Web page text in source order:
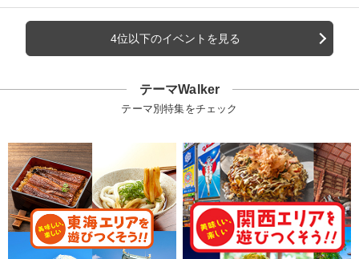
4位以下のイベントを見る
テーマWalker
テーマ別特集をチェック